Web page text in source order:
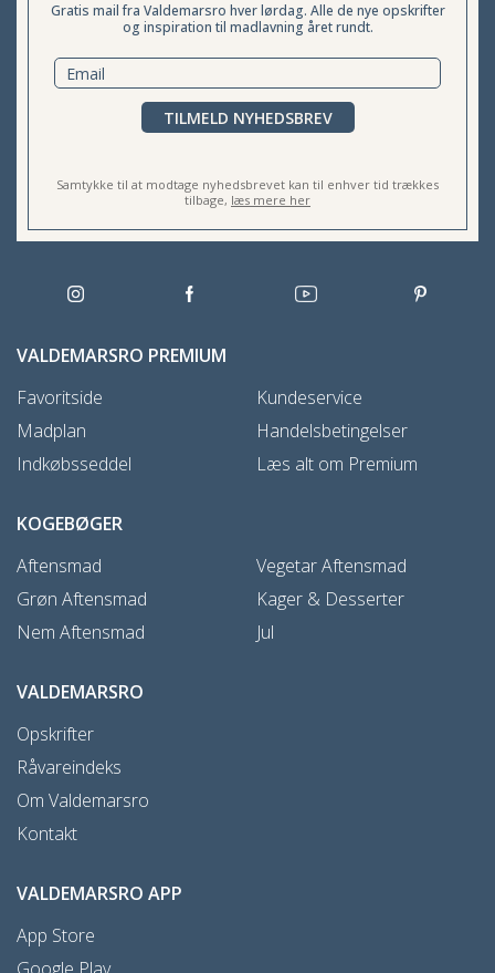
Gratis mail fra Valdemarsro hver lørdag. Alle de nye opskrifter
og inspiration til madlavning året rundt.
TILMELD NYHEDSBREV
Samtykke til at modtage nyhedsbrevet kan til enhver tid trækkes
tilbage, læs mere her
VALDEMARSRO PREMIUM
Favoritside
Madplan
Indkøbsseddel
Kundeservice
Handelsbetingelser
Læs alt om Premium
KOGEBØGER
Aftensmad
Grøn Aftensmad
Nem Aftensmad
Vegetar Aftensmad
Kager & Desserter
Jul
VALDEMARSRO
Opskrifter
Råvareindeks
Om Valdemarsro
Kontakt
VALDEMARSRO APP
App Store